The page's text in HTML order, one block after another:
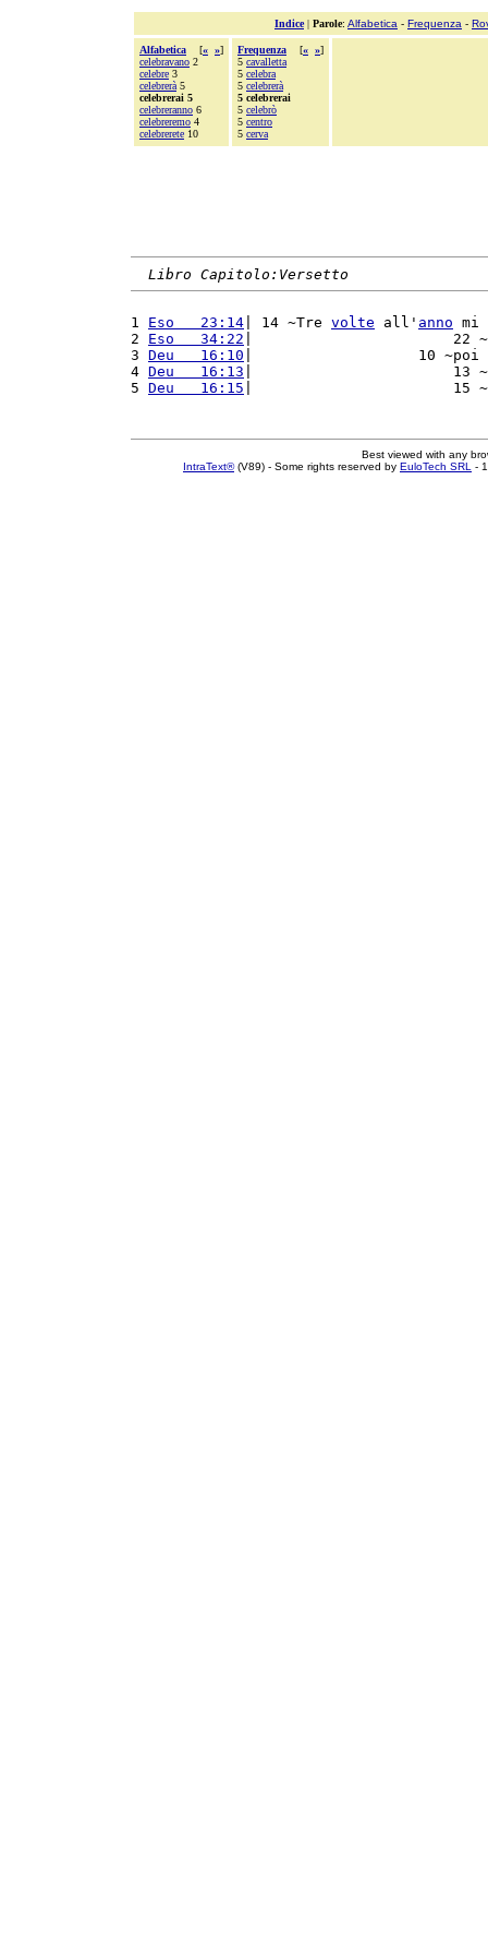
Indice| Parole: Alfabetica - Frequenza -
Alfabetica [« »]
celebravano 2
celebre 3
celebrerà 5
celebrerai 5
celebreranno 6
celebreremo 4
celebrerete 10
Frequenza [« »]
5 cavalletta
5 celebra
5 celebrerà
5 celebrerai
5 celebrò
5 centro
5 cerva
Libro Capitolo:Versetto
1 Eso   23:14 | 14 ~Tre volte all' anno mi
2 Eso   34:22 |                       22 ~
3 Deu   16:10 |                   10 ~poi
4 Deu   16:13 |                       13 ~
5 Deu   16:15 |                       15 ~
Best viewed with any
IntraText®(V89) - Some rights reserved by EuloTech SRL -